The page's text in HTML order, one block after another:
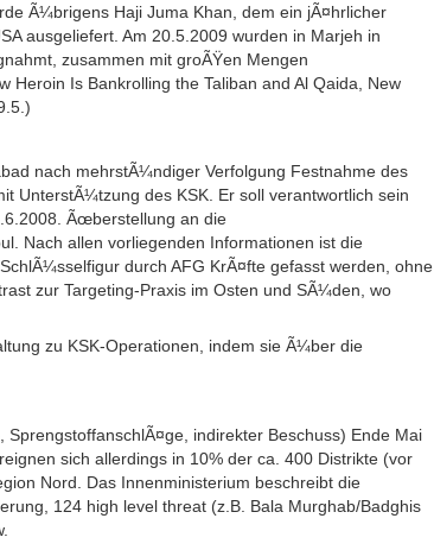
Ã¼brigens Haji Juma Khan, dem ein jÃ¤hrlicher
ausgeliefert. Am 20.5.2009 wurden in Marjeh in
zusammen mit groÃŸen Mengen
Heroin Is Bankrolling the Taliban and Al Qaida, New
nach mehrstÃ¼ndiger Verfolgung Festnahme des
UnterstÃ¼tzung des KSK. Er soll verantwortlich sein
Ãœberstellung an die
Nach allen vorliegenden Informationen ist die
durch AFG KrÃ¤fte gefasst werden, ohne
zur Targeting-Praxis im Osten und SÃ¼den, wo
zu KSK-Operationen, indem sie Ã¼ber die
indirekter Beschuss) Ende Mai
sich allerdings in 10% der ca. 400 Distrikte (vor
Nord. Das Innenministerium beschreibt die
124 high level threat (z.B. Bala Murghab/Badghis